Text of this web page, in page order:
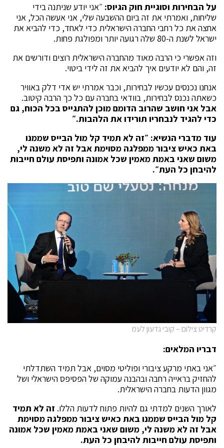
על הבחירות וסוגיית חוק הגיוס: ״אני יודע שניתנה בידי
שליחות, ואמרתי את זה ביום ההשבעה שלי, אני אעשה הכל, אני
אחצה את כל רחבי החברה הישראלית כדי לאחד, כדי להביא את
ישראל לשנת ה-80 שלה רגועה יותר ומפולגת פחות.
וזה אפשרי כי הרבה מאוד מהחברה הישראלית רוצים ודורשים את
זה, והם לא יודעים איך להביא את זה לידי ביטוי.
אנחנו נכנסים עכשיו לבחירות, וכבר אמרתי יש אדי דלק באוויר
כשאתה נכנס לבחירות, בוודאי בחברה עם כל כך הרבה קיטוב.
אבל אני חושב שהרוב הדומם מוכן להתגייס בכל הכוח, גם
כדי להגיד לנבחריו תורידו את הלהבות.״
עוד מדברי הנשיא: ״זה לא תמיד קל מול הבייס שממנו
באת כאיש ציבור ממפלגה מסוימת אבל זה לא משנה לי,
משום שאני באמת מאמין שכל אמונה ותפיסת עולם חייבות
להיבחן כל העת״.
קרדיט צילום – קובי גדעון לעמ
דבריו המלאים:
״אני באתי מרקע ציבורי ופוליטי מסוים, אבל תמיד השתדלתי
להחזיק בראייה רחבה ובהבנה עמוקה של הפסיפס הישראלי ושל
מגוון הדעות בחברה הישראלית.
לאורך השנים למדתי גם להיות פתוח לדעות הללו. זה לא תמיד
קל מול הבייס שממנו באת כאיש ציבור ממפלגה מסוימת
אבל זה לא משנה לי, משום שאני באמת מאמין שכל אמונה
ותפיסת עולם חייבות להיבחן כל העת.